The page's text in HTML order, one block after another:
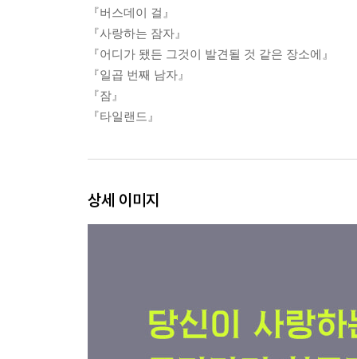
『버스데이 걸』
『사랑하는 잠자』
『어디가 됐든 그것이 발견될 것 같은 장소에』
『일곱 번째 남자』
『잠』
『타일랜드』
상세 이미지